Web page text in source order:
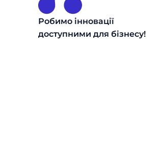
Робимо інновації
доступними для бізнесу!